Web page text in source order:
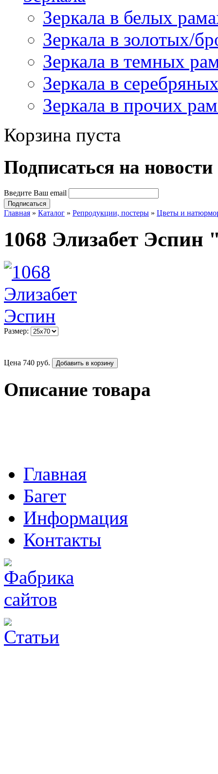
Зеркала в белых
Зеркала в золотых/
Зеркала в темных
Зеркала в
Зеркала в прочих
Корзина пуста
Подпиcаться на новости
Введите Ваш email
Главная » Каталог » Репродукции, постеры » Цветы и
1068 Элизабет
Размер:
Цена 740 руб. Добавить в корзину
Описание товара
Главная
Багет
Информация
Контакты